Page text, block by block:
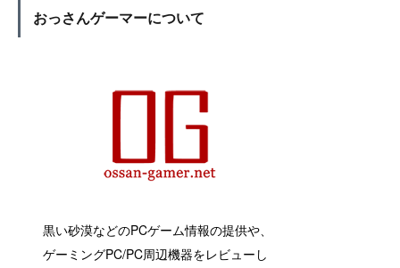
おっさんゲーマーについて
黒い砂漠などのPCゲーム情報の提供や、
ゲーミングPC/PC周辺機器をレビューし